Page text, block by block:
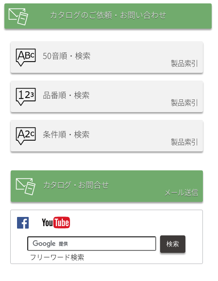
カタログのご依頼・お問い合わせ
50音順・検索
製品索引
品番順・検索
製品索引
条件順・検索
製品索引
カタログ・ お問合せ
メール送信
フリーワード検索